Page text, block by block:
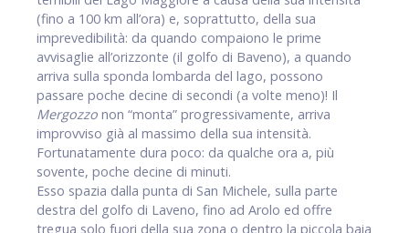
(fino a 100 km all’ora) e, soprattutto, della sua
imprevedibilità: da quando compaiono le prime
avvisaglie all’orizzonte (il golfo di Baveno), a quando
arriva sulla sponda lombarda del lago, possono
passare poche decine di secondi (a volte meno)! Il
Mergozzo non “monta” progressivamente, arriva
improvviso già al massimo della sua intensità.
Fortunatamente dura poco: da qualche ora a, più
sovente, poche decine di minuti.
Esso spazia dalla punta di San Michele, sulla parte
destra del golfo di Laveno, fino ad Arolo ed offre
tregua solo fuori della sua zona o dentro la piccola baia